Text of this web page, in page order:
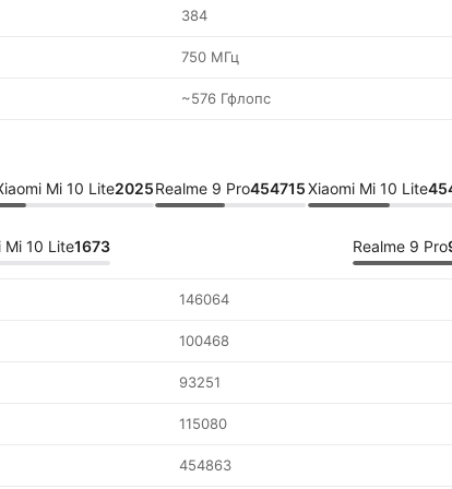
384
750 МГц
~576 Гфлопс
Mi 10 Lite2025Realme 9 Pro454715Xiaomi Mi 10 Lite
Mi 10 Lite1673 Realme 9 Pro
146064
100468
93251
115080
454863